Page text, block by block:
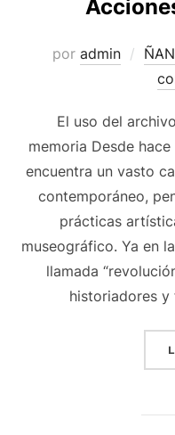
por admin
El uso del
memoria Desde
encuentra un vasto
contemporáneo,
prácticas
museográfico. Ya en
llamada
historiadores